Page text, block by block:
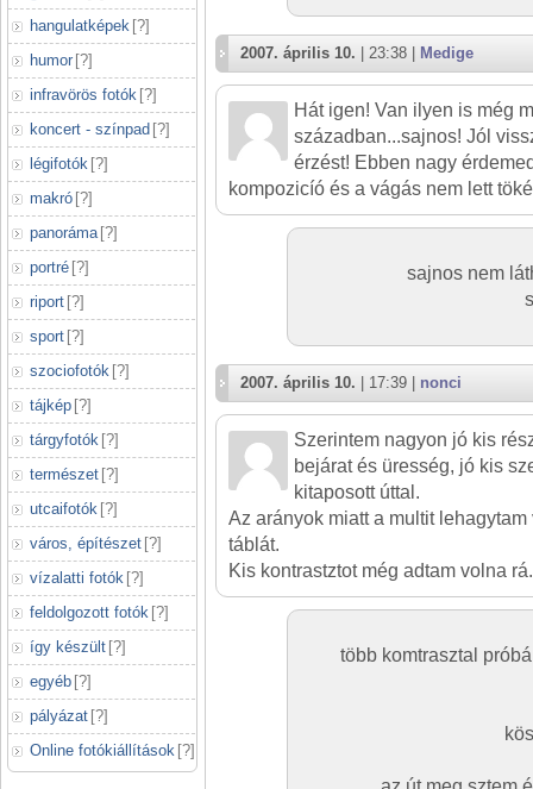
hangulatképek [?]
humor [?]
infravörös fotók [?]
koncert - színpad [?]
légifotók [?]
makró [?]
panoráma [?]
portré [?]
riport [?]
sport [?]
szociofotók [?]
tájkép [?]
tárgyfotók [?]
természet [?]
utcaifotók [?]
város, építészet [?]
vízalatti fotók [?]
feldolgozott fotók [?]
így készült [?]
egyéb [?]
pályázat [?]
Online fotókiállítások [?]
2007. április 10. | 23:38 | Medige
Hát igen! Van ilyen is még
században...sajnos! Jól
érzést! Ebben nagy
kompozicíó és a vágás nem lett
sajnos nem
2007. április 10. | 17:39 | nonci
Szerintem nagyon jó kis
bejárat és üresség, jó kis
kitaposott úttal.
Az arányok miatt a multit
táblát.
Kis kontrastztot még adtam volna rá.
több komtrasztal